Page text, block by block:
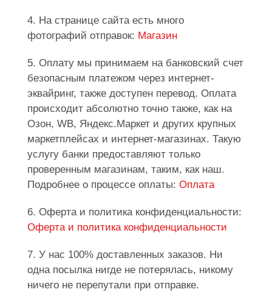
4. На странице сайта есть много
фотографий отправок: Магазин
5. Оплату мы принимаем на банковский счет
безопасным платежом через интернет-
эквайринг, также доступен перевод. Оплата
происходит абсолютно точно также, как на
Озон, WB, Яндекс.Маркет и других крупных
маркетплейсах и интернет-магазинах. Такую
услугу банки предоставляют только
проверенным магазинам, таким, как наш.
Подробнее о процессе оплаты: Оплата
6. Оферта и политика конфиденциальности:
Оферта и политика конфиденциальности
7. У нас 100% доставленных заказов. Ни
одна посылка нигде не потерялась, никому
ничего не перепутали при отправке.